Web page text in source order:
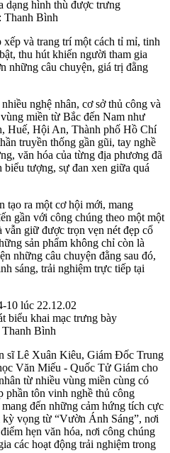
dạng hình thù được trưng
Thanh Bình
và trang trí một cách tỉ mỉ, tinh
thu hút khiến người tham gia
những câu chuyện, giá trị đằng
nghệ nhân, cơ sở thủ công và
miền từ Bắc đến Nam như
Huế, Hội An, Thành phố Hồ Chí
truyền thống gần gũi, tay nghề
văn hóa của từng địa phương đã
tượng, sự đan xen giữa quá
tạo ra một cơ hội mới, mang
gần với công chúng theo một một
vẫn giữ được trọn vẹn nét đẹp cổ
sản phẩm không chỉ còn là
những câu chuyện đằng sau đó,
sáng, trải nghiệm trực tiếp tại
biểu khai mạc trưng bày
Bình
sĩ Lê Xuân Kiêu, Giám Đốc Trung
Văn Miếu - Quốc Tử Giám cho
từ nhiều vùng miền cùng có
phần tôn vinh nghề thủ công
đến những cảm hứng tích cực
vọng từ “Vườn Ánh Sáng”, nơi
hẹn văn hóa, nơi công chúng
các hoạt động trải nghiệm trong